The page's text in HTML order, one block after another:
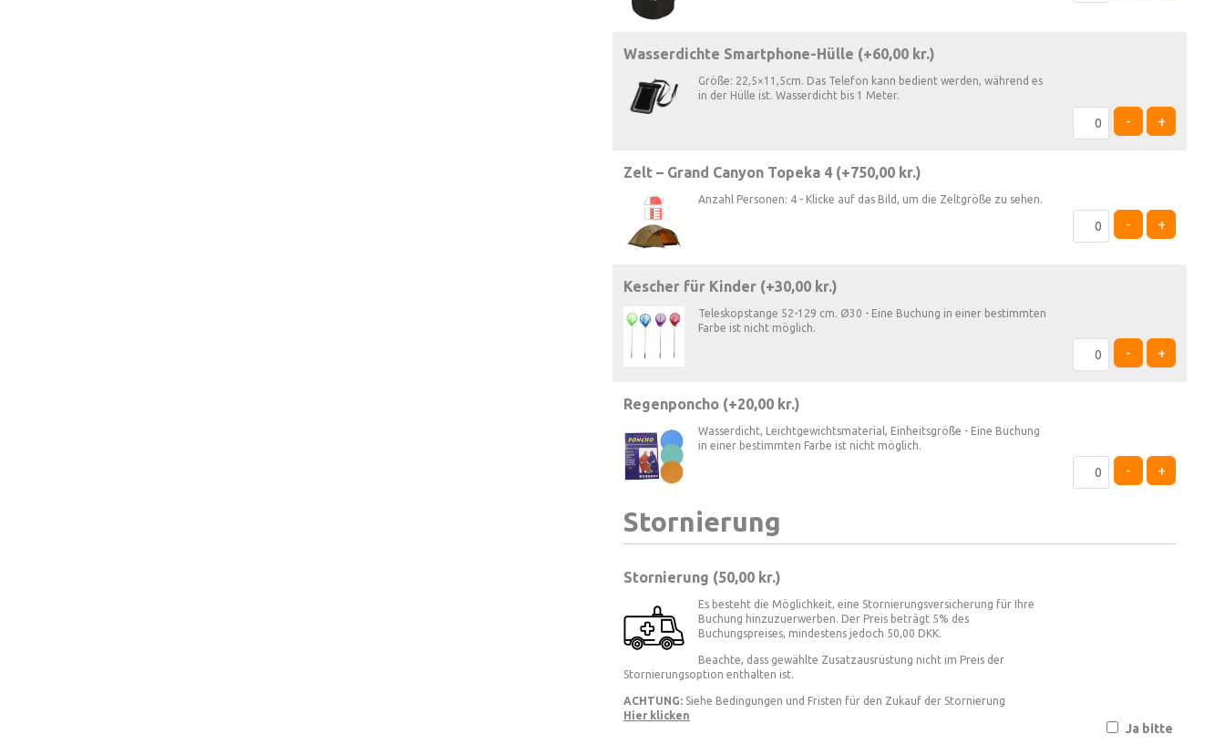
Wasserdichte Smartphone-Hülle (+60,00 kr.)
Größe: 22,5×11,5cm. Das Telefon kann bedient werden, während es
in der Hülle ist. Wasserdicht bis 1 Meter.
- +
Zelt – Grand Canyon Topeka 4 (+750,00 kr.)
Anzahl Personen: 4 - Klicke auf das Bild, um die Zeltgröße zu sehen.
- +
Kescher für Kinder (+30,00 kr.)
Teleskopstange 52-129 cm. Ø30 - Eine Buchung in einer bestimmten
Farbe ist nicht möglich.
- +
Regenponcho (+20,00 kr.)
Wasserdicht, Leichtgewichtsmaterial, Einheitsgröße - Eine Buchung
in einer bestimmten Farbe ist nicht möglich.
- +
Stornierung
Stornierung (50,00 kr.)
Es besteht die Möglichkeit, eine Stornierungsversicherung für Ihre
Buchung hinzuzuerwerben. Der Preis beträgt 5% des
Buchungspreises, mindestens jedoch 50,00 DKK.
Beachte, dass gewählte Zusatzausrüstung nicht im Preis der
Stornierungsoption enthalten ist.
ACHTUNG: Siehe Bedingungen und Fristen für den Zukauf der Stornierung
Hier klicken
Ja bitte